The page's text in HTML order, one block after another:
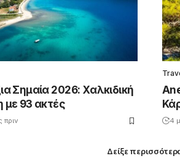
Σημαία 2026: Χαλκιδική
με 93 ακτές
πριν 4
Δείξε